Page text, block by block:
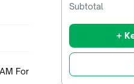
Subtotal
+
For